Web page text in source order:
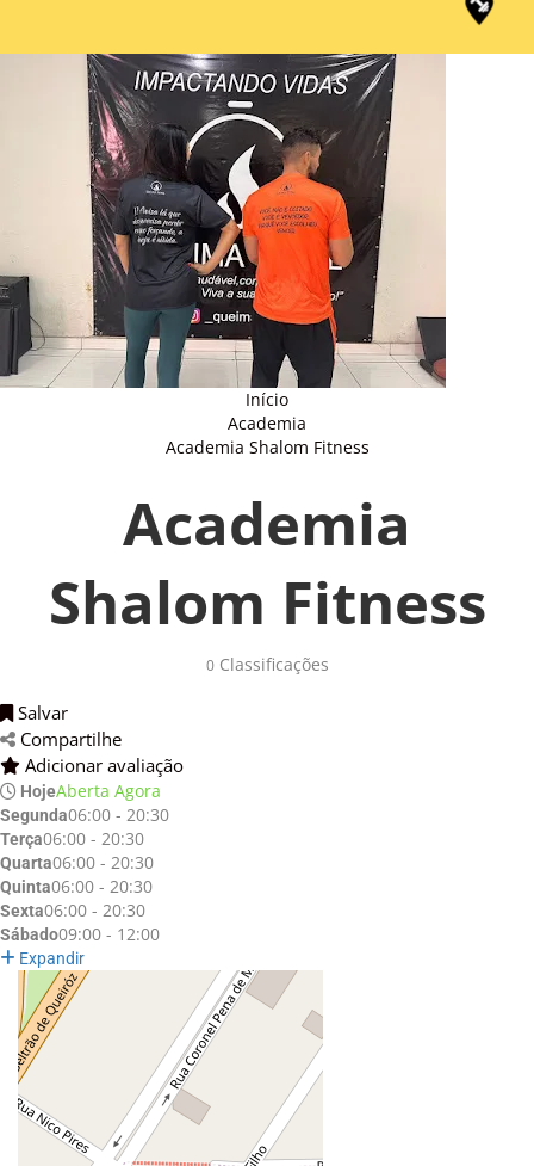
Início
Academia
Academia Shalom Fitness
Academia
Shalom Fitness
0Classificações
Salvar
Compartilhe
Adicionar avaliação
HojeAberta Agora
Segunda06:00 - 20:30
Terça06:00 - 20:30
Quarta06:00 - 20:30
Quinta06:00 - 20:30
Sexta06:00 - 20:30
Sábado09:00 - 12:00
Expandir